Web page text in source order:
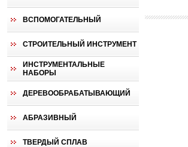
ВСПОМОГАТЕЛЬНЫЙ
СТРОИТЕЛЬНЫЙ ИНСТРУМЕНТ
ИНСТРУМЕНТАЛЬНЫЕ
НАБОРЫ
ДЕРЕВООБРАБАТЫВАЮЩИЙ
АБРАЗИВНЫЙ
ТВЕРДЫЙ СПЛАВ